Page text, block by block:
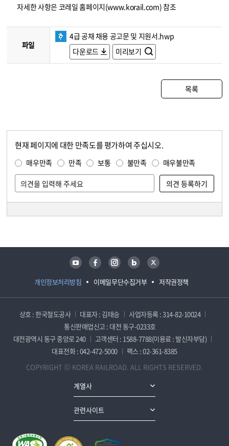
자세한 사항은 코레일 홈페이지(www.korail.com) 참조
파일
4급 공채 채용 공고문 및 지원서.hwp
다운로드
미리보기
목록
현재 페이지에 대한 만족도를 평가하여 주십시오.
매우만족 만족 보통 불만족 매우불만족
개인정보처리방침 이메일무단수집거부 저작권정책
유튜브 페이스북 인스타그램 블로그 트위터
상호 : 한국철도공사 대표자 : 김태승
사업자등록 : 314-82-10024
통신판매업신고 : 대전 동구-0233호
대전광역시 동구 중앙로 240
고객센터 : 1588-7788(이용료 : 발신자부담)
대표전화 : 042-472-5000
팩스 : 02-361-8385
COPYRIGHT ⓒ KOREA RAILROAD. ALL RIGHTS RESERVED.
계열사
관련사이트